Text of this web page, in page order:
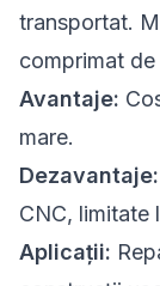
transportat.
comprimat
Avantaje:
mare.
Dezavantaje:
CNC, limitate
Aplicații: